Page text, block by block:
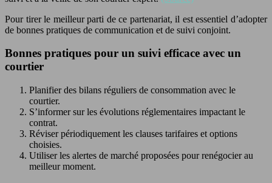
Pour tirer le meilleur parti de ce partenariat, il est essentiel d’adopter
de bonnes pratiques de communication et de suivi conjoint.
Bonnes pratiques pour un suivi efficace avec un
courtier
Planifier des bilans réguliers de consommation avec le
courtier.
S’informer sur les évolutions réglementaires impactant le
contrat.
Réviser périodiquement les clauses tarifaires et options
choisies.
Utiliser les alertes de marché proposées pour renégocier au
meilleur moment.